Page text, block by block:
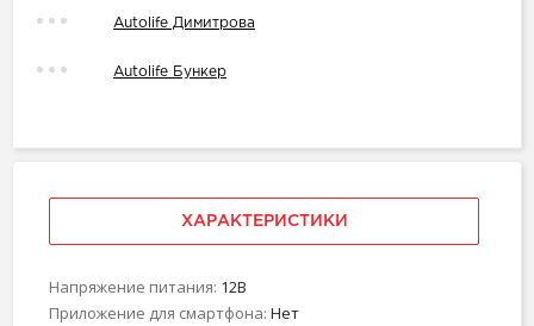
Autolife Димитрова
Autolife Бункер
ХАРАКТЕРИСТИКИ
Напряжение питания: 12В
Приложение для смартфона: Нет